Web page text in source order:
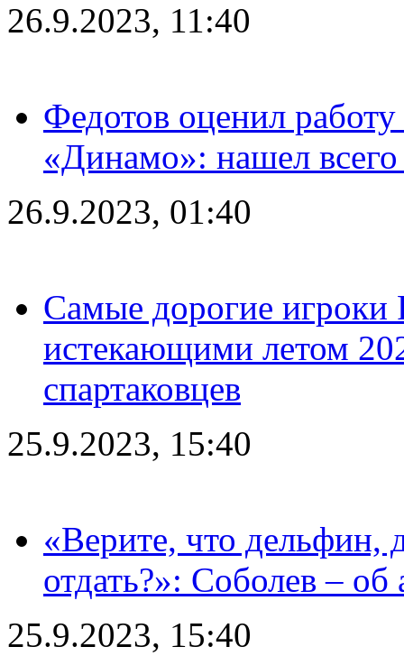
26.9.2023, 11:40
Федотов оценил
«Динамо»: нашел
26.9.2023, 01:40
Самые дорогие игроки
истекающими летом
спартаковцев
25.9.2023, 15:40
«Верите, что дельфин,
отдать?»: Соболев – об
25.9.2023, 15:40